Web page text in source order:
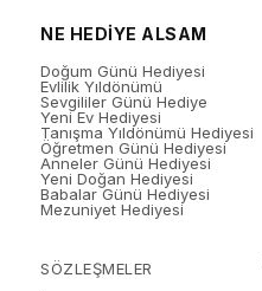
NE HEDİYE ALSAM
Doğum Günü Hediyesi
Evlilik Yıldönümü
Sevgililer Günü Hediye
Yeni Ev Hediyesi
Tanışma Yıldönümü Hediyesi
Öğretmen Günü Hediyesi
Anneler Günü Hediyesi
Yeni Doğan Hediyesi
Babalar Günü Hediyesi
Mezuniyet Hediyesi
SÖZLEŞMELER